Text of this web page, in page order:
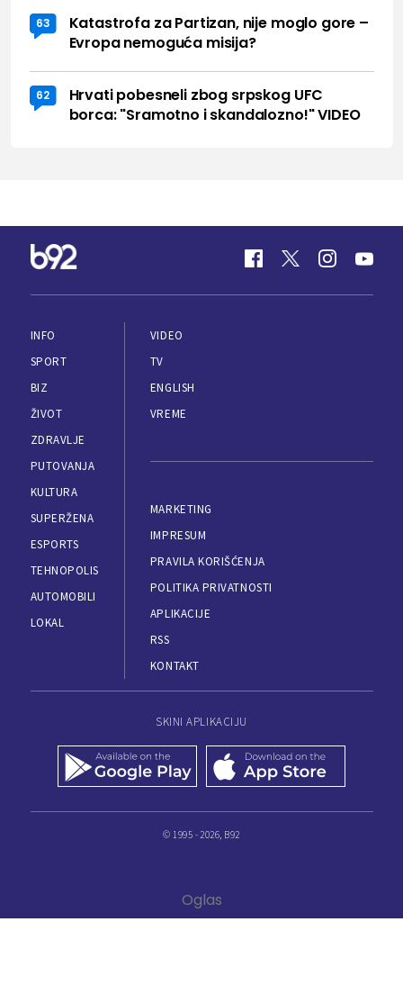
63
Katastrofa za Partizan, nije moglo gore –
Evropa nemoguća misija?
62
Hrvati pobesneli zbog srpskog UFC
borca: "Sramotno i skandalozno!" VIDEO
INFO
SPORT
BIZ
ŽIVOT
ZDRAVLJE
PUTOVANJA
KULTURA
SUPERŽENA
ESPORTS
TEHNOPOLIS
AUTOMOBILI
LOKAL
VIDEO
TV
ENGLISH
VREME
MARKETING
IMPRESUM
PRAVILA KORIŠĆENJA
POLITIKA PRIVATNOSTI
APLIKACIJE
RSS
KONTAKT
SKINI APLIKACIJU
© 1995 - 2026, B92